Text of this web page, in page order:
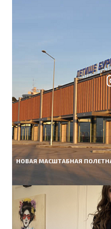
НОВАЯ МАСШТАБНАЯ